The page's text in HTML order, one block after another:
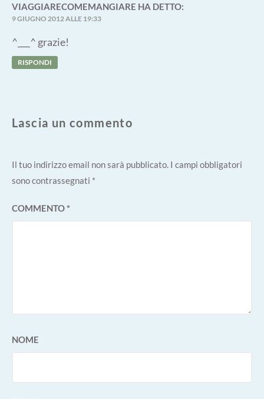
VIAGGIARECOMEMANGIARE HA DETTO:
9 GIUGNO 2012 ALLE 19:33
^___^ grazie!
RISPONDI
Lascia un commento
Il tuo indirizzo email non sarà pubblicato. I campi obbligatori
sono contrassegnati *
COMMENTO*
NOME